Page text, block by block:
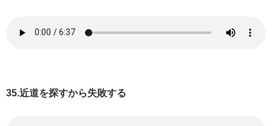
35.近道を探すから失敗する